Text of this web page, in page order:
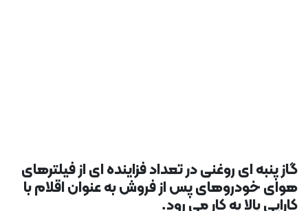
گاز پنبه ای روغنی در تعداد فزاینده ای از فیلترهای
هوای خودروهای پس از فروش به عنوان اقلام با
کارایی بالا به کار می رود.